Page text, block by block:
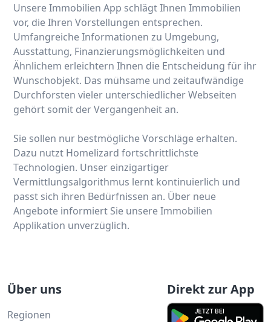
Unsere Immobilien App schlägt Ihnen Immobilien
vor, die Ihren Vorstellungen entsprechen.
Umfangreiche Informationen zu Umgebung,
Ausstattung, Finanzierungsmöglichkeiten und
Ähnlichem erleichtern Ihnen die Entscheidung für ihr
Wunschobjekt. Das mühsame und zeitaufwändige
Durchforsten vieler unterschiedlicher Webseiten
gehört somit der Vergangenheit an.
Sie sollen nur bestmögliche Vorschläge erhalten.
Dazu nutzt Homelizard fortschrittlichste
Technologien. Unser einzigartiger
Vermittlungsalgorithmus lernt kontinuierlich und
passt sich ihren Bedürfnissen an. Über neue
Angebote informiert Sie unsere Immobilien
Applikation unverzüglich.
Über uns
Regionen
Direkt zur App